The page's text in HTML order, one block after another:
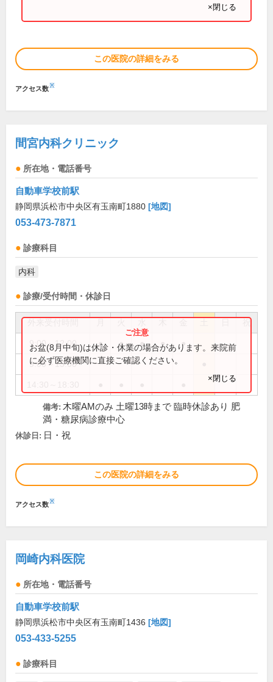
×閉じる
この医院の詳細をみる
アクセス数※
間宮内科クリニック
所在地・電話番号
自動車学校前駅
静岡県浜松市中央区有玉南町1880 [地図]
053-473-7871
診療科目
内科
診療/受付時間・休診日
祝
9:00～12:00 ● ● ● ● ●
9:00～13:00
お盆(8月中旬)は休診・休業の場合があります。来院前
に必ず医療機関に直接ご確認ください。
×閉じる
備考: 木曜AMのみ 土曜13時まで 臨時休診あり 肥
満・糖尿病診療中心
休診日: 日・祝
この医院の詳細をみる
アクセス数※
岡崎内科医院
所在地・電話番号
自動車学校前駅
静岡県浜松市中央区有玉南町1436 [地図]
053-433-5255
診療科目